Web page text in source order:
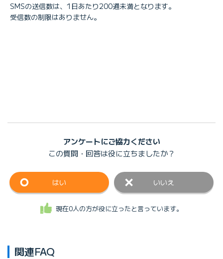
SMSの送信数は、1日あたり200通未満となります。
受信数の制限はありません。
アンケートにご協力ください
この質問・回答は役に立ちましたか？
はい いいえ
現在0人の方が役に立ったと言っています。
関連FAQ